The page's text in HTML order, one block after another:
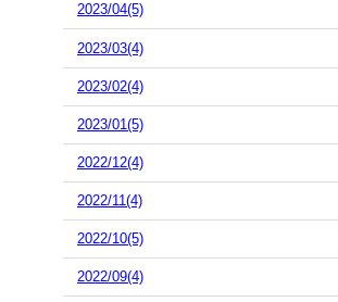
2023/04(5)
2023/03(4)
2023/02(4)
2023/01(5)
2022/12(4)
2022/11(4)
2022/10(5)
2022/09(4)